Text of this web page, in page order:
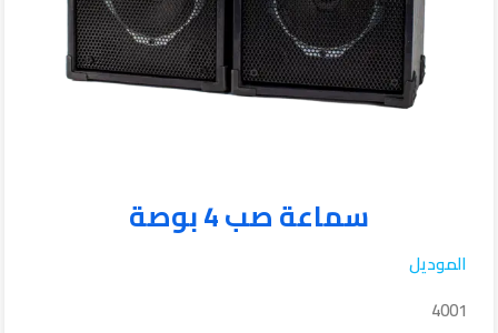
سماعة صب 4 بوصة
الموديل
4001